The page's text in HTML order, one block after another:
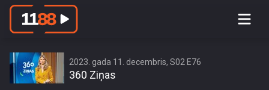
Kauna traips pilsētai – iedzīvotāji šokā
2023. gada 11. decembris, S02 E76
360 Ziņas